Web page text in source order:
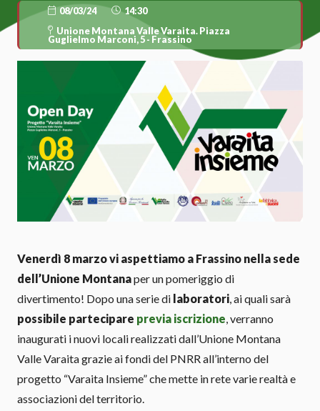
08/03/24
14:30
Unione Montana Valle Varaita. Piazza
Guglielmo Marconi, 5 - Frassino
Venerdì 8 marzo vi aspettiamo a Frassino nella sede
dell’Unione Montanaper un pomeriggio di
divertimento! Dopo una serie di laboratori, ai quali sarà
possibile partecipare previa iscrizione, verranno
inaugurati i nuovi locali realizzati dall’Unione Montana
Valle Varaita grazie ai fondi del PNRR all’interno del
progetto “Varaita Insieme” che mette in rete varie realtà e
associazioni del territorio.